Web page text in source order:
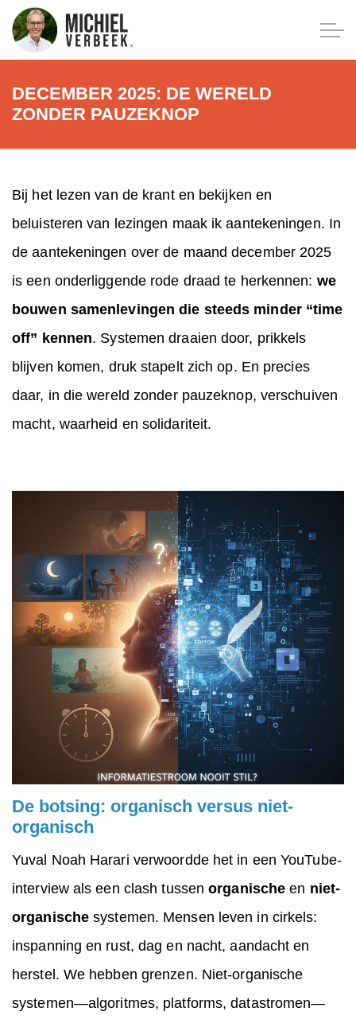
DECEMBER 2025: DE WERELD
ZONDER PAUZEKNOP
Bij het lezen van de krant en bekijken en
beluisteren van lezingen maak ik aantekeningen. In
de aantekeningen over de maand december 2025
is een onderliggende rode draad te herkennen: we
bouwen samenlevingen die steeds minder “time
off” kennen. Systemen draaien door, prikkels
blijven komen, druk stapelt zich op. En precies
daar, in die wereld zonder pauzeknop, verschuiven
macht, waarheid en solidariteit.
De botsing: organisch versus niet-
organisch
Yuval Noah Harari verwoordde het in een YouTube-
interview als een clash tussenorganische en niet-
organischesystemen. Mensen leven in cirkels:
inspanning en rust, dag en nacht, aandacht en
herstel. We hebben grenzen. Niet-organische
systemen—algoritmes, platforms, datastromen—